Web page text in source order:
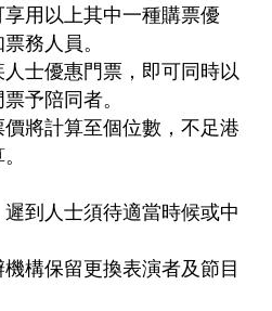
用以上其中一種購票優
務人員。
士優惠門票，即可同時以
予陪同者。
將計算至個位數，不足港
到人士須待適當時候或中
構保留更換表演者及節目